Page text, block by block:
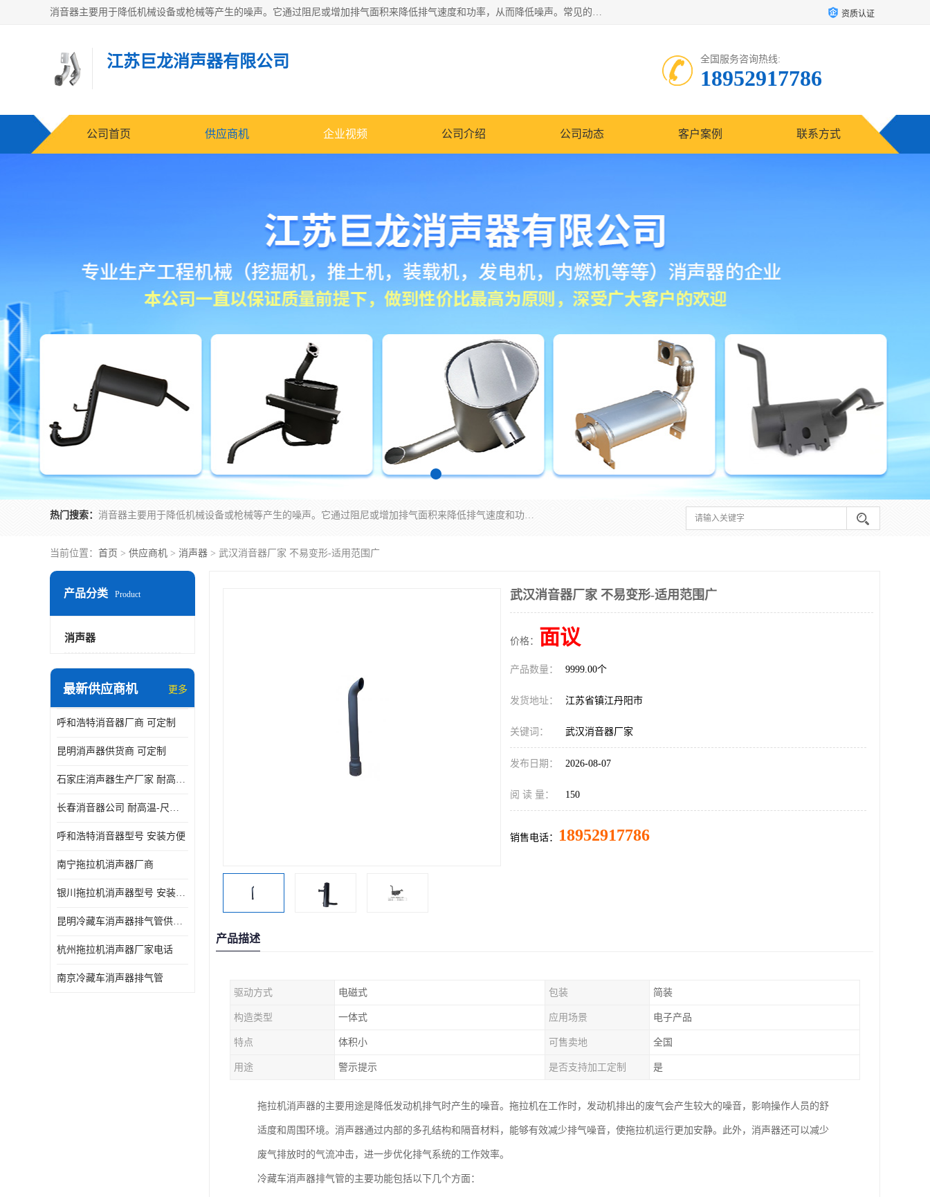
消音器主要用于降低机械设备或枪械等产生的噪声。它通过阻尼或增加排气面积来降低排气速度和功率，从而降低噪声。常见的消音器类型包括阻性消声器、抗性消声器、共振消声器以及阻抗复合式消声器等。这些消音器各有特点，适用于不同频率的噪声消除。 资质认证
江苏巨龙消声器有限公司 全国服务咨询热线:
18952917786
公司首页 供应商机 企业视频 公司介绍 公司动态 客户案例 联系方式
热门搜索： 消音器主要用于降低机械设备或枪械等产生的噪声。它通过阻尼或增加排气面积来降低排气速度和功率，从而降低噪声。常见的消音器类型包括阻性消声器、抗性消声器、共振消声器以及阻抗复合式消声器等。这些消音器各有特点，适用于不同频率的噪声消除。
当前位置： 首页 > 供应商机 > 消声器 > 武汉消音器厂家 不易变形-适用范围广
产品分类 Product
消声器
最新供应商机 更多
呼和浩特消音器厂商 可定制
昆明消声器供货商 可定制
石家庄消声器生产厂家 耐高温-尺寸可定制
长春消音器公司 耐高温-尺寸可定制
呼和浩特消音器型号 安装方便
南宁拖拉机消声器厂商
银川拖拉机消声器型号 安装方便
昆明冷藏车消声器排气管供货商 可定制
杭州拖拉机消声器厂家电话
南京冷藏车消声器排气管
武汉消音器厂家 不易变形-适用范围广
价格： 面议
产品数量： 9999.00个
发货地址： 江苏省镇江丹阳市
关键词： 武汉消音器厂家
发布日期： 2026-08-07
阅 读 量： 150
销售电话： 18952917786
产品描述
驱动方式 电磁式 包装 简装
构造类型 一体式 应用场景 电子产品
特点 体积小 可售卖地 全国
用途 警示提示 是否支持加工定制 是
拖拉机消声器的主要用途是降低发动机排气时产生的噪音。拖拉机在工作时，发动机排出的废气会产生较大的噪音，影响操作人员的舒
适度和周围环境。消声器通过内部的多孔结构和隔音材料，能够有效减少排气噪音，使拖拉机运行更加安静。此外，消声器还可以减少
废气排放时的气流冲击，进一步优化排气系统的工作效率。
冷藏车消声器排气管的主要功能包括以下几个方面：